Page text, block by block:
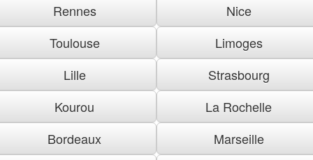
Rennes
Nice
Toulouse
Limoges
Lille
Strasbourg
Kourou
La Rochelle
Bordeaux
Marseille